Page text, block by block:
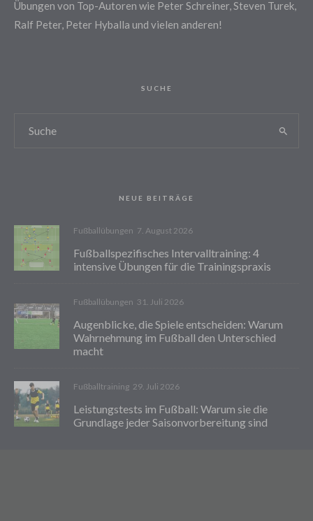
Übungen von Top-Autoren wie Peter Schreiner, Steven Turek,
Ralf Peter, Peter Hyballa und vielen anderen!
SUCHE
NEUE BEITRÄGE
Fußballübungen 7. August 2026
Fußballspezifisches Intervalltraining: 4
intensive Übungen für die Trainingspraxis
Fußballübungen 31. Juli 2026
Augenblicke, die Spiele entscheiden: Warum
Wahrnehmung im Fußball den Unterschied
macht
Fußballtraining 29. Juli 2026
Leistungstests im Fußball: Warum sie die
Grundlage jeder Saisonvorbereitung sind